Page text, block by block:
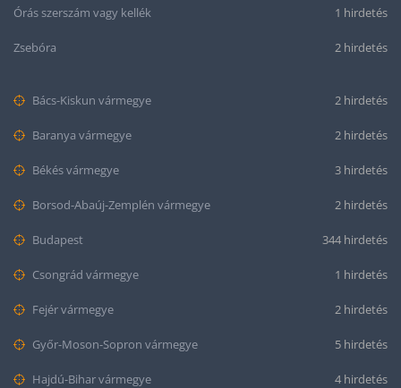
Órás szerszám vagy kellék 1 hirdetés
Zsebóra 2 hirdetés
Bács-Kiskun vármegye 2 hirdetés
Baranya vármegye 2 hirdetés
Békés vármegye 3 hirdetés
Borsod-Abaúj-Zemplén vármegye 2 hirdetés
Budapest 344 hirdetés
Csongrád vármegye 1 hirdetés
Fejér vármegye 2 hirdetés
Győr-Moson-Sopron vármegye 5 hirdetés
Hajdú-Bihar vármegye 4 hirdetés